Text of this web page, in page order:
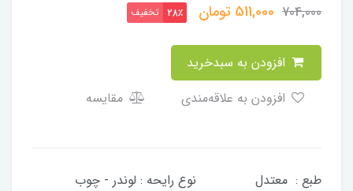
704,000
511,000 تومان 28٪ تخفیف
مقایسه
طبع : معتدل نوع رایحه : لوندر - چوب